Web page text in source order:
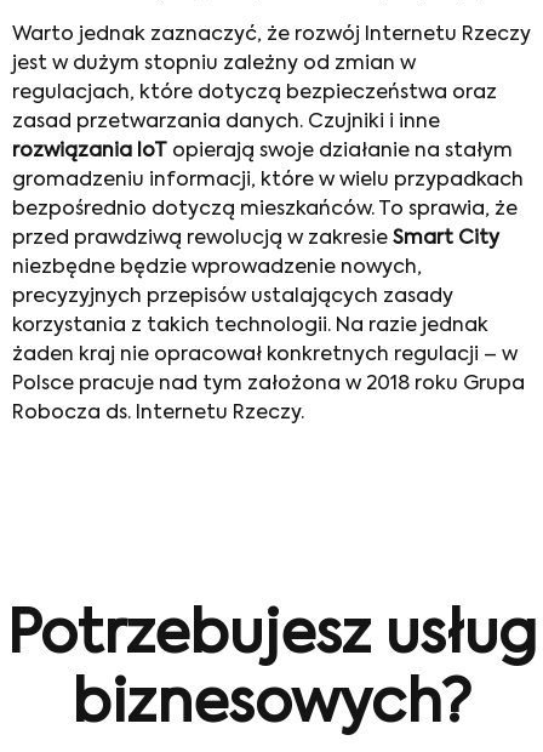
Warto jednak zaznaczyć, że rozwój Internetu Rzeczy
jest w dużym stopniu zależny od zmian w
regulacjach, które dotyczą bezpieczeństwa oraz
zasad przetwarzania danych. Czujniki i inne
rozwiązania IoT
opierają swoje działanie na stałym
gromadzeniu informacji, które w wielu przypadkach
bezpośrednio dotyczą mieszkańców. To sprawia, że
przed prawdziwą rewolucją w zakresie Smart City
niezbędne będzie wprowadzenie nowych,
precyzyjnych przepisów ustalających zasady
korzystania z takich technologii. Na razie jednak
żaden kraj nie opracował konkretnych regulacji – w
Polsce pracuje nad tym założona w 2018 roku Grupa
Robocza ds. Internetu Rzeczy.
Potrzebujesz usług
biznesowych?